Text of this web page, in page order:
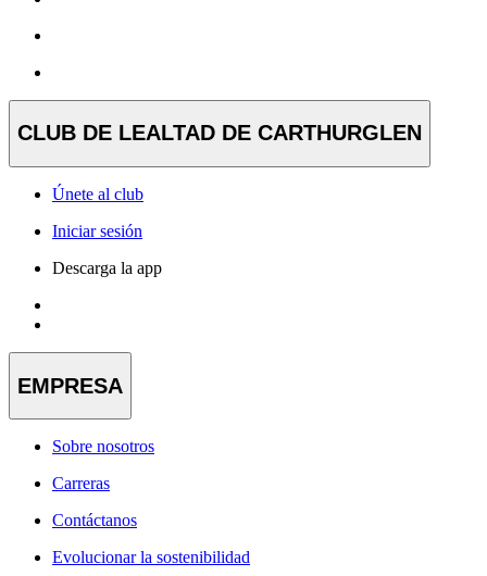
CLUB DE LEALTAD DE CARTHURGLEN
Únete al club
Iniciar sesión
Descarga la app
EMPRESA
Sobre nosotros
Carreras
Contáctanos
Evolucionar la sostenibilidad